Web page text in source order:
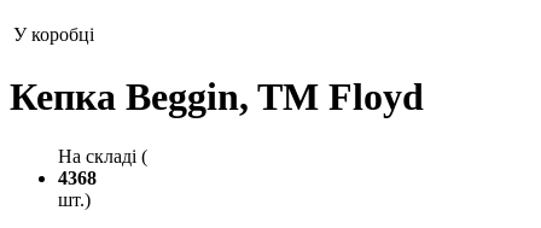
У коробці
Кепка Beggin, TM Floyd
На складі (
4368
шт.)